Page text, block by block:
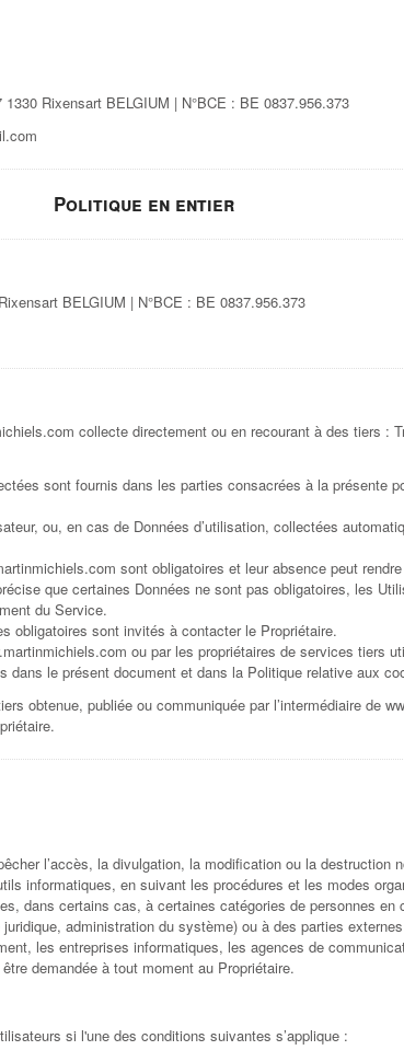
Rixensart BELGIUM | N°BCE : BE 0837.956.373
Politique en entier
BELGIUM | N°BCE : BE 0837.956.373
collecte directement ou en recourant à des tiers :
sont fournis dans les parties consacrées à la présente
ou, en cas de Données d’utilisation, collectées
sont obligatoires et leur absence peut
que certaines Données ne sont pas obligatoires, les
du Service.
obligatoires sont invités à contacter le Propriétaire.
ou par les propriétaires de services tiers
dans le présent document et dans la Politique relative aux
obtenue, publiée ou communiquée par l’intermédiaire de
l’accès, la divulgation, la modification ou la destruction
informatiques, en suivant les procédures et les modes
dans certains cas, à certaines catégories de personnes en
administration du système) ou à des parties
les entreprises informatiques, les agences de
demandée à tout moment au Propriétaire.
si l'une des conditions suivantes s’applique :